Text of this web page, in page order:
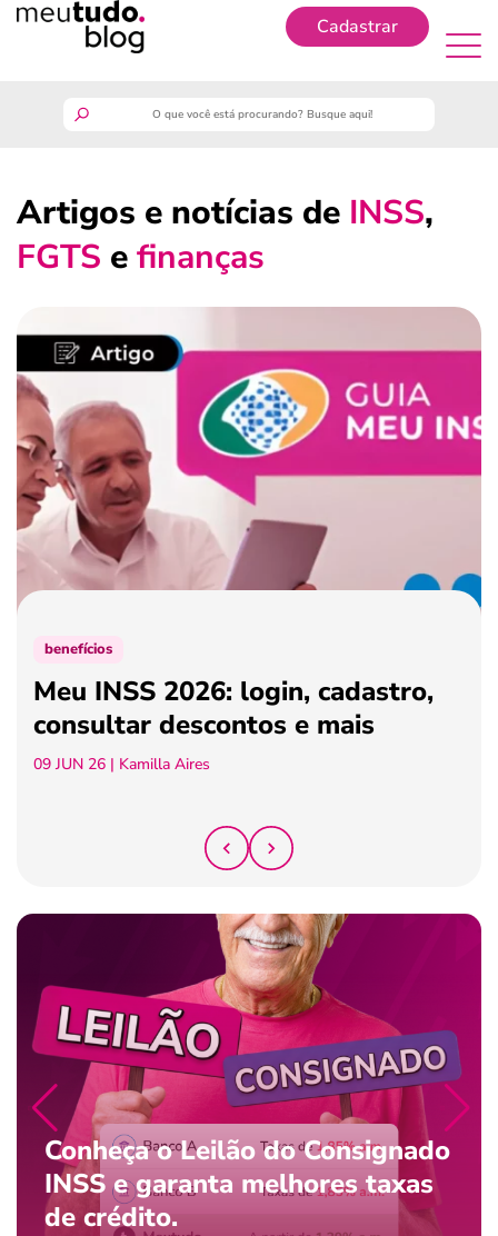
Cadastrar
guia do trabalhador
benefícios
crédito fácil
últimas notícias
ferramentas
Artigos e notícias de INSS,
FGTS efinanças
benefícios
Meu INSS 2026: login, cadastro,
consultar descontos e mais
09 JUN 26 | Kamilla Aires
Conheça o Leilão do Consignado
INSS e garanta melhores taxas
de crédito.